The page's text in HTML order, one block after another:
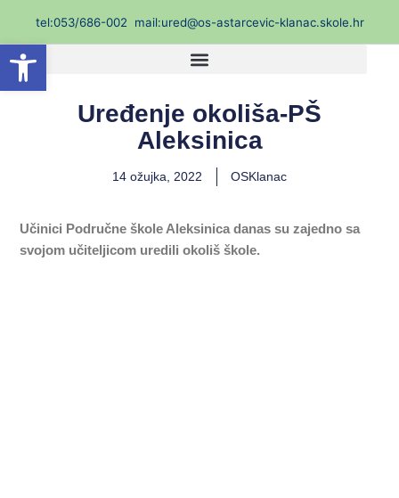
Open toolbar
content
tel:053/686-002 mail:ured@os-astarcevic-klanac.skole.hr
Uređenje okoliša-PŠ
Aleksinica
14 ožujka, 2022 OSKlanac
Učinici Područne škole Aleksinica danas su zajedno sa
svojom učiteljicom uredili okoliš škole.